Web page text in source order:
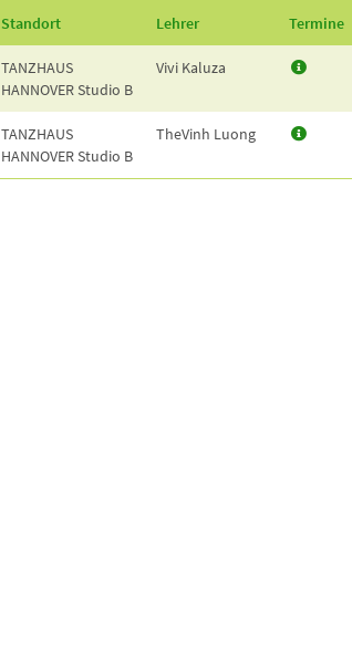
Standort Lehrer Termine
TANZHAUS
HANNOVERStudio B
Vivi Kaluza
TANZHAUS
HANNOVERStudio B
TheVinh Luong